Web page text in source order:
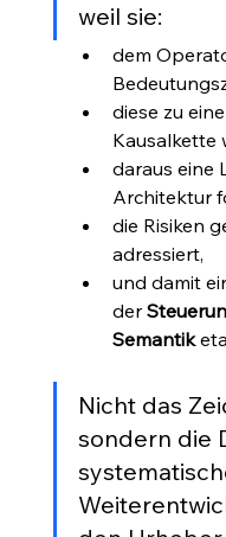
weil sie:
dem
diese zu
Kausalkette
daraus eine
Architektur
die Risiken
adressiert,
und damit
der
Semantik
Nicht das
sondern die